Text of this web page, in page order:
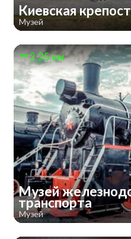
Киевская
Музей
2.25 км
Музей
транспорта
Музей